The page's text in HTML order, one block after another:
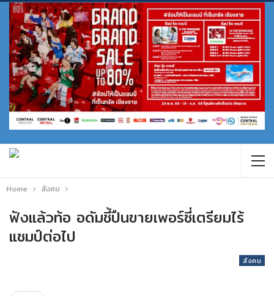
Home สังคม
ฟังแล้วท้อ อดัมชี้ปืนขายเพอร์ซี่เตรียมไร้
แชมป์ต่อไป
สังคม